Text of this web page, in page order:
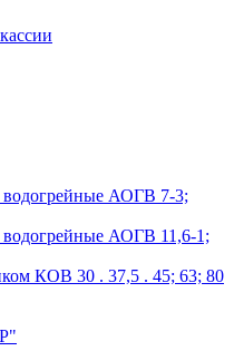
водогрейные АОГВ 7-3;
водогрейные АОГВ 11,6-1;
КОВ 30 . 37,5 . 45; 63; 80